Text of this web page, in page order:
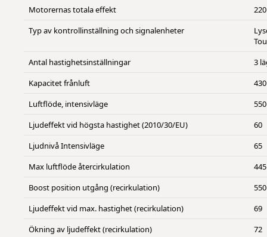
Motorernas totala effekt
220
Typ av kontrollinställning och signalenheter
Antal hastighetsinställningar
3
Kapacitet frånluft
430
Luftflöde, intensivläge
550
Ljudeffekt vid högsta hastighet (2010/30/EU)
60
Ljudnivå Intensivläge
65
Max luftflöde återcirkulation
445
Boost position utgång (recirkulation)
Ljudeffekt vid max. hastighet (recirkulation)
69
Ökning av ljudeffekt (recirkulation)
72